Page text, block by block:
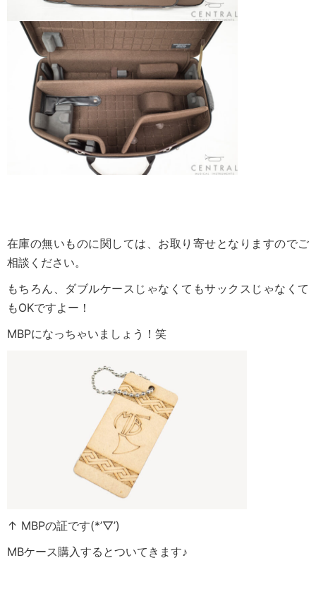
在庫の無いものに関しては、お取り寄せとなりますのでご
相談ください。
もちろん、ダブルケースじゃなくてもサックスじゃなくて
もOKですよー！
MBPになっちゃいましょう！笑
↑ MBPの証です(*’▽’)
MBケース購入するとついてきます♪